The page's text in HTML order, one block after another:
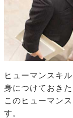
ヒューマンスキ
身につけておき
このヒューマン
す。